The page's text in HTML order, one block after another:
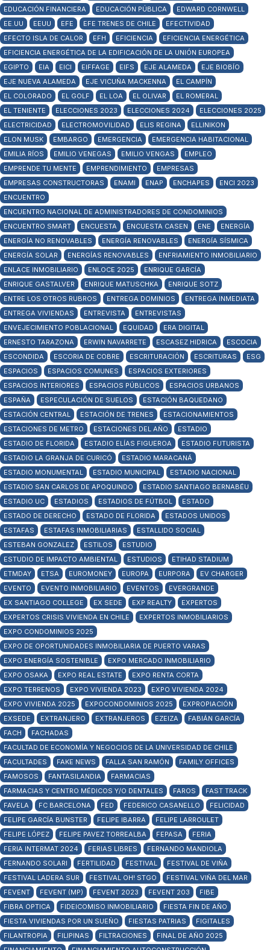
EDUCACIÓN FINANCIERA
EDUCACIÓN PÚBLICA
EDWARD CORNWELL
EE.UU
EEUU EFE EFE TRENES DE CHILE
EFECTIVIDAD
EFECTO ISLA DE CALOR
EFH EFICIENCIA
EFICIENCIA ENERGÉTICA
EFICIENCIA ENERGÉTICA DE LA EDIFICACIÓN DE LA UNIÓN EUROPEA
EGIPTO
EIA EICI EIFFAGE EIFS EJE ALAMEDA
EJE BIOBÍO
EJE NUEVA ALAMEDA
EJE VICUÑA MACKENNA
EL CAMPÍN
EL COLORADO
EL GOLF EL LOA EL OLIVAR
EL ROMERAL
EL TENIENTE
ELECCIONES 2023 ELECCIONES 2024
ELECCIONES 2025
ELECTRICIDAD
ELECTROMOVILIDAD ELIS REGINA
ELLINIKON
ELON MUSK
EMBARGO EMERGENCIA
EMERGENCIA HABITACIONAL
EMILIA RÍOS
EMILIO VENEGAS EMILIO VENGAS
EMPLEO
EMPRENDE TU MENTE
EMPRENDIMIENTO
EMPRESAS
EMPRESAS CONSTRUCTORAS
ENAMI ENAP ENCHAPES
ENCI 2023
ENCUENTRO
ENCUENTRO NACIONAL DE ADMINISTRADORES DE CONDOMINIOS
ENCUENTRO SMART
ENCUESTA ENCUESTA CASEN ENE
ENERGÍA
ENERGÍA NO RENOVABLES
ENERGÍA RENOVABLES
ENERGÍA SÍSMICA
ENERGÍA SOLAR
ENERGÍAS RENOVABLES
ENFRIAMIENTO INMOBILIARIO
ENLACE INMOBILIARIO
ENLOCE 2025
ENRIQUE GARCÍA
ENRIQUE GASTALVER
ENRIQUE MATUSCHKA
ENRIQUE SOTZ
ENTRE LOS OTROS RUBROS
ENTREGA DOMINIOS
ENTREGA INMEDIATA
ENTREGA VIVIENDAS
ENTREVISTA
ENTREVISTAS
ENVEJECIMIENTO POBLACIONAL
EQUIDAD
ERA DIGITAL
ERNESTO TARAZONA
ERWIN NAVARRETE ESCASEZ HIDRICA
ESCOCIA
ESCONDIDA
ESCORIA DE COBRE ESCRITURACIÓN ESCRITURAS
ESG
ESPACIOS
ESPACIOS COMUNES
ESPACIOS EXTERIORES
ESPACIOS INTERIORES
ESPACIOS PÚBLICOS
ESPACIOS URBANOS
ESPAÑA
ESPECULACIÓN DE SUELOS
ESTACIÓN BAQUEDANO
ESTACIÓN CENTRAL
ESTACIÓN DE TRENES
ESTACIONAMIENTOS
ESTACIONES DE METRO
ESTACIONES DEL AÑO
ESTADIO
ESTADIO DE FLORIDA
ESTADIO ELÍAS FIGUEROA
ESTADIO FUTURISTA
ESTADIO LA GRANJA DE CURICÓ
ESTADIO MARACANÁ
ESTADIO MONUMENTAL
ESTADIO MUNICIPAL
ESTADIO NACIONAL
ESTADIO SAN CARLOS DE APOQUINDO
ESTADIO SANTIAGO BERNABÉU
ESTADIO UC
ESTADIOS ESTADIOS DE FÚTBOL
ESTADO
ESTADO DE DERECHO
ESTADO DE FLORIDA
ESTADOS UNIDOS
ESTAFAS
ESTAFAS INMOBILIARIAS
ESTALLIDO SOCIAL
ESTEBAN GONZALEZ
ESTILOS
ESTUDIO
ESTUDIO DE IMPACTO AMBIENTAL
ESTUDIOS
ETIHAD STADIUM
ETMDAY
ETSA EUROMONEY EUROPA EURPORA
EV CHARGER
EVENTO
EVENTO INMOBILIARIO EVENTOS
EVERGRANDE
EX SANTIAGO COLLEGE
EX SEDE EXP REALTY
EXPERTOS
EXPERTOS CRISIS VIVIENDA EN CHILE
EXPERTOS INMOBILIARIOS
EXPO CONDOMINIOS 2025
EXPO DE OPORTUNIDADES INMOBILIARIA DE PUERTO VARAS
EXPO ENERGÍA SOSTENIBLE
EXPO MERCADO INMOBILIARIO
EXPO OSAKA
EXPO REAL ESTATE
EXPO RENTA CORTA
EXPO TERRENOS
EXPO VIVIENDA 2023
EXPO VIVIENDA 2024
EXPO VIVIENDA 2025
EXPOCONDOMINIOS 2025
EXPROPIACIÓN
EXSEDE
EXTRANJERO EXTRANJEROS EZEIZA
FABIÁN GARCÍA
FACH
FACHADAS
FACULTAD DE ECONOMÍA Y NEGOCIOS DE LA UNIVERSIDAD DE CHILE
FACULTADES
FAKE NEWS FALLA SAN RAMÓN
FAMILY OFFICES
FAMOSOS
FANTASILANDIA
FARMACIAS
FARMACIAS Y CENTRO MÉDICOS Y/O DENTALES
FAROS
FAST TRACK
FAVELA
FC BARCELONA FED FEDERICO CASANELLO
FELICIDAD
FELIPE GARCÍA BUNSTER
FELIPE IBARRA
FELIPE LARROULET
FELIPE LÓPEZ
FELIPE PAVEZ TORREALBA FEPASA
FERIA
FERIA INTERMAT 2024
FERIAS LIBRES
FERNANDO MANDIOLA
FERNANDO SOLARI
FERTILIDAD FESTIVAL
FESTIVAL DE VIÑA
FESTIVAL LADERA SUR
FESTIVAL OH! STGO
FESTIVAL VIÑA DEL MAR
FEVENT
FEVENT (MP) FEVENT 2023 FEVENT 203
FIBE
FIBRA OPTICA
FIDEICOMISO INMOBILIARIO
FIESTA FIN DE AÑO
FIESTA VIVIENDAS POR UN SUEÑO
FIESTAS PATRIAS
FIGITALES
FILANTROPIA
FILIPINAS FILTRACIONES
FINAL DE AÑO 2025